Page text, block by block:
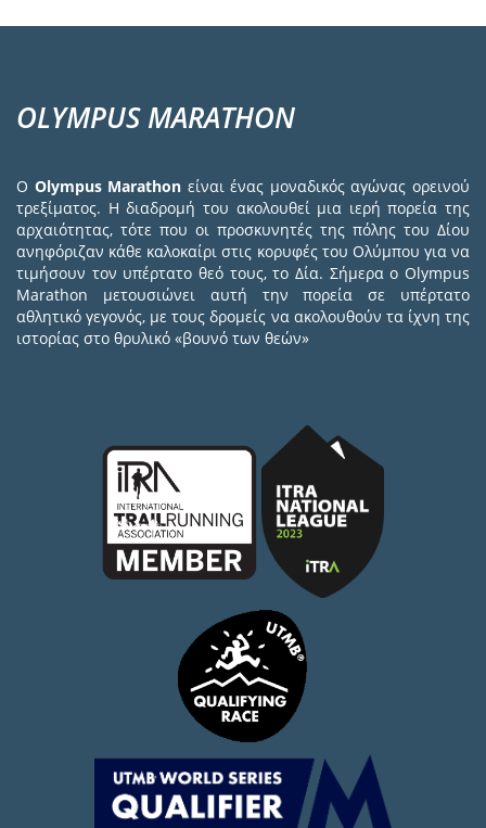
OLYMPUS MARATHON
Ο Olympus Marathon είναι ένας μοναδικός αγώνας ορεινού
τρεξίματος. Η διαδρομή του ακολουθεί μια ιερή πορεία της
αρχαιότητας, τότε που οι προσκυνητές της πόλης του Δίου
ανηφόριζαν κάθε καλοκαίρι στις κορυφές του Ολύμπου για να
τιμήσουν τον υπέρτατο θεό τους, το Δία. Σήμερα ο Olympus
Marathon μετουσιώνει αυτή την πορεία σε υπέρτατο
αθλητικό γεγονός, με τους δρομείς να ακολουθούν τα ίχνη της
ιστορίας στο θρυλικό «βουνό των θεών»